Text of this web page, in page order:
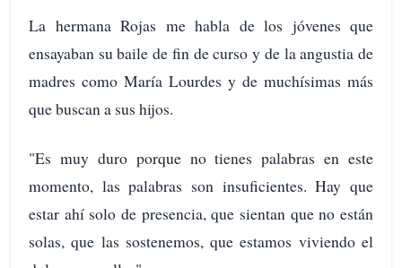
La hermana Rojas me habla de los jóvenes que
ensayaban su baile de fin de curso y de la angustia de
madres como María Lourdes y de muchísimas más
que buscan a sus hijos.
"Es muy duro porque no tienes palabras en este
momento, las palabras son insuficientes. Hay que
estar ahí solo de presencia, que sientan que no están
solas, que las sostenemos, que estamos viviendo el